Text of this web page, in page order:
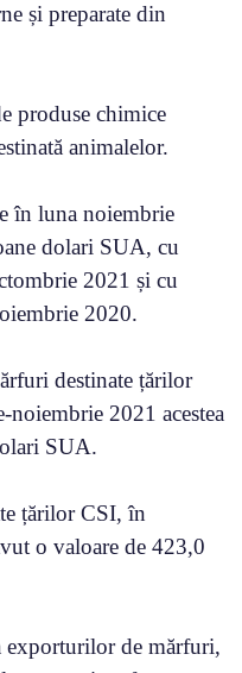
și preparate din
produse chimice
animalelor.
în luna noiembrie
dolari SUA, cu
2021 și cu
2020.
destinate țărilor
2021 acestea
SUA.
țărilor CSI, în
o valoare de 423,0
exporturilor de mărfuri,